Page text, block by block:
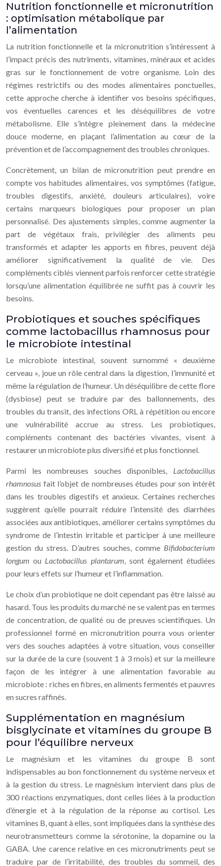
Nutrition fonctionnelle et micronutrition
: optimisation métabolique par
l’alimentation
La nutrition fonctionnelle et la micronutrition s’intéressent à
l’impact précis des nutriments, vitamines, minéraux et acides
gras sur le fonctionnement de votre organisme. Loin des
régimes restrictifs ou des modes alimentaires ponctuelles,
cette approche cherche à identifier vos besoins spécifiques,
vos éventuelles carences et les déséquilibres de votre
métabolisme. Elle s’intègre pleinement dans la médecine
douce moderne, en plaçant l’alimentation au cœur de la
prévention et de l’accompagnement des troubles chroniques.
Concrètement, un bilan de micronutrition peut prendre en
compte vos habitudes alimentaires, vos symptômes (fatigue,
troubles digestifs, anxiété, douleurs articulaires), voire
certains marqueurs biologiques pour proposer un plan
personnalisé. Des ajustements simples, comme augmenter la
part de végétaux frais, privilégier des aliments peu
transformés et adapter les apports en fibres, peuvent déjà
améliorer significativement la qualité de vie. Des
compléments ciblés viennent parfois renforcer cette stratégie
lorsqu’une alimentation équilibrée ne suffit pas à couvrir les
besoins.
Probiotiques et souches spécifiques
comme lactobacillus rhamnosus pour
le microbiote intestinal
Le microbiote intestinal, souvent surnommé « deuxième
cerveau », joue un rôle central dans la digestion, l’immunité et
même la régulation de l’humeur. Un déséquilibre de cette flore
(dysbiose) peut se traduire par des ballonnements, des
troubles du transit, des infections ORL à répétition ou encore
une vulnérabilité accrue au stress. Les probiotiques,
compléments contenant des bactéries vivantes, visent à
restaurer un microbiote plus diversifié et plus fonctionnel.
Parmi les nombreuses souches disponibles, Lactobacillus
rhamnosus fait l’objet de nombreuses études pour son intérêt
dans les troubles digestifs et anxieux. Certaines recherches
suggèrent qu’elle pourrait réduire l’intensité des diarrhées
associées aux antibiotiques, améliorer certains symptômes du
syndrome de l’intestin irritable et participer à une meilleure
gestion du stress. D’autres souches, comme Bifidobacterium
longum ou Lactobacillus plantarum, sont également étudiées
pour leurs effets sur l’humeur et l’inflammation.
Le choix d’un probiotique ne doit cependant pas être laissé au
hasard. Tous les produits du marché ne se valent pas en termes
de concentration, de qualité ou de preuves scientifiques. Un
professionnel formé en micronutrition pourra vous orienter
vers des souches adaptées à votre situation, vous conseiller
sur la durée de la cure (souvent 1 à 3 mois) et sur la meilleure
façon de les intégrer à une alimentation favorable au
microbiote : riches en fibres, en aliments fermentés et pauvres
en sucres raffinés.
Supplémentation en magnésium
bisglycinate et vitamines du groupe B
pour l’équilibre nerveux
Le magnésium et les vitamines du groupe B sont
indispensables au bon fonctionnement du système nerveux et
à la gestion du stress. Le magnésium intervient dans plus de
300 réactions enzymatiques, dont celles liées à la production
d’énergie et à la régulation de la réponse au cortisol. Les
vitamines B, quant à elles, sont impliquées dans la synthèse des
neurotransmetteurs comme la sérotonine, la dopamine ou la
GABA. Une carence relative en ces micronutriments peut se
traduire par de l’irritabilité, des troubles du sommeil, des